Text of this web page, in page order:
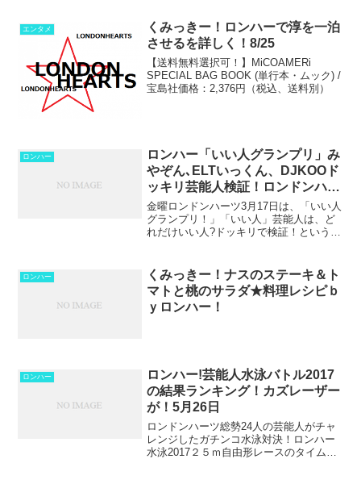
エンタメ
くみっきー！ロンハーで淳を一泊
させるを詳しく！8/25
【送料無料選択可！】MiCOAMERi
SPECIAL BAG BOOK (単行本・ムック) /
宝島社価格：2,376円（税込、送料別）
ロンハー
ロンハー「いい人グランプリ」み
やぞん､ELTいっくん、DJKOOド
ッキリ芸能人検証！ロンドンハー
ツ3月17日
金曜ロンドンハーツ3月17日は、「いい人
グランプリ！」「いい人」芸能人は、ど
れだけいい人?ドッキリで検証！という企
ッキリのシチュエーションは、質問攻め
してくるタク...
ロンハー
くみっきー！ナスのステーキ＆ト
マトと桃のサラダ★料理レシピｂ
ｙロンハー！
ロンハー
ロンハー!芸能人水泳バトル2017
の結果ランキング！カズレーザー
が！5月26日
ロンドンハーツ総勢24人の芸能人がチャ
レンジしたガチンコ水泳対決！ロンハー
水泳2017２５ｍ自由形レースのタイムが